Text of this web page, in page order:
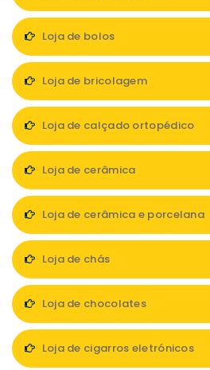
Loja de bolos
Loja de bricolagem
Loja de calçado ortopédico
Loja de cerâmica
Loja de cerâmica e porcelana
Loja de chás
Loja de chocolates
Loja de cigarros eletrónicos